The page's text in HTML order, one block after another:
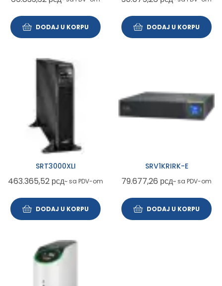
DODAJ U KORPU DODAJ U KORPU
SRT3000XLI
463.365,52 рсд~ sa PDV-om
DODAJ U KORPU
SRV1KRIRK-E
79.677,26 рсд~ sa PDV-om
DODAJ U KORPU